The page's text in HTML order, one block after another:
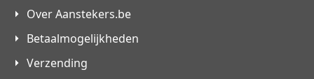
Over Aanstekers.be
Betaalmogelijkheden
Verzending